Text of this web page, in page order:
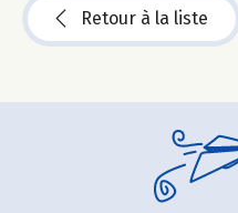
Retour à la liste